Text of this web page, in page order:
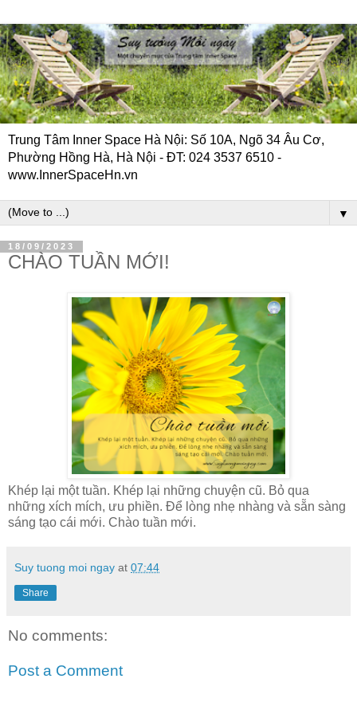
Trung Tâm Inner Space Hà Nội: Số 10A, Ngõ 34 Âu Cơ,
Phường Hồng Hà, Hà Nội - ĐT: 024 3537 6510 -
www.InnerSpaceHn.vn
▼
18/09/2023
CHÀO TUẦN MỚI!
Khép lại một tuần. Khép lại những chuyện cũ. Bỏ qua
những xích mích, ưu phiền. Để lòng nhẹ nhàng và sẵn sàng
sáng tạo cái mới. Chào tuần mới.
Suy tuong moi ngay at 07:44
Share
No comments:
Post a Comment